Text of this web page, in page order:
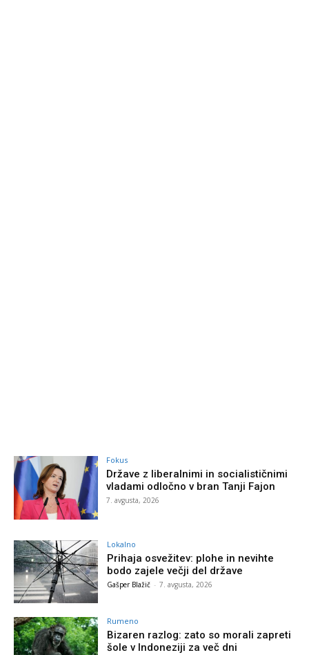
Fokus
Države z liberalnimi in socialističnimi
vladami odločno v bran Tanji Fajon
7. avgusta, 2026
Lokalno
Prihaja osvežitev: plohe in nevihte
bodo zajele večji del države
Gašper Blažič - 7. avgusta, 2026
Rumeno
Bizaren razlog: zato so morali zapreti
šole v Indoneziji za več dni